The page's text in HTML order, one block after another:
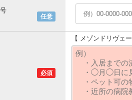
任意
必須
【 メゾンドリヴェ